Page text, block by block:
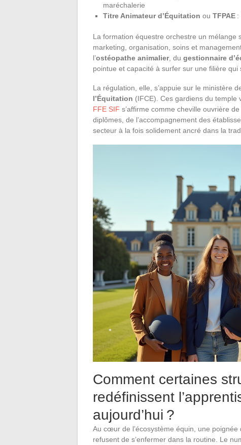
maréchalerie
Titre Animateur d’Équitation ou TFPAE :
La formation équestre orchestre un mélange
marketing, organisation, soins et
l’ostéopathe animalier, du gestionnaire
pointue et capacité à surfer sur une filière qui
La régulation, elle, s’appuie sur le ministère
l’Équitation (IFCE). Ces gardiens du temple
FFE SIF s’affirme comme cheville ouvrière
diplômes, de l’accompagnement des
secteur à la fois solidement ancré dans la
Comment certaines
redéfinissent
aujourd’hui ?
Au cœur de l’écosystème équin, une poignée
refusent de s’enfermer dans la routine. Le